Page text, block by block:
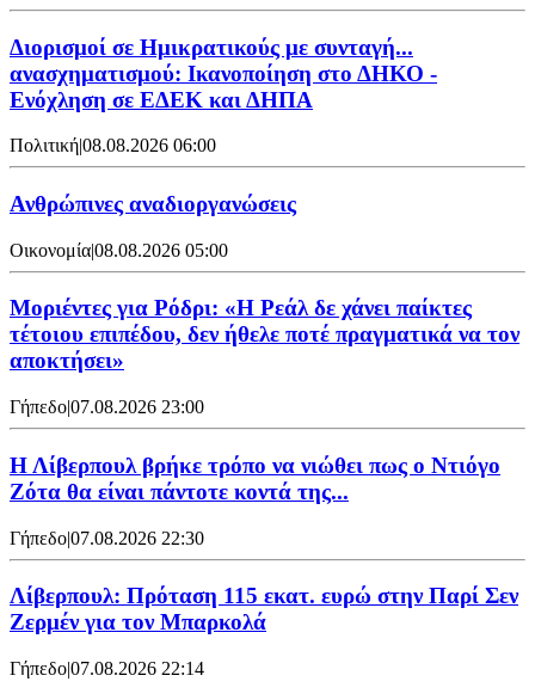
Διορισμοί σε Ημικρατικούς με συνταγή...
ανασχηματισμού: Ικανοποίηση στο ΔΗΚΟ -
Ενόχληση σε ΕΔΕΚ και ΔΗΠΑ
Πολιτική|08.08.2026 06:00
Ανθρώπινες αναδιοργανώσεις
Οικονομία|08.08.2026 05:00
Μοριέντες για Ρόδρι: «Η Ρεάλ δε χάνει παίκτες
τέτοιου επιπέδου, δεν ήθελε ποτέ πραγματικά να τον
αποκτήσει»
Γήπεδο|07.08.2026 23:00
Η Λίβερπουλ βρήκε τρόπο να νιώθει πως ο Ντιόγο
Ζότα θα είναι πάντοτε κοντά της...
Γήπεδο|07.08.2026 22:30
Λίβερπουλ: Πρόταση 115 εκατ. ευρώ στην Παρί Σεν
Ζερμέν για τον Μπαρκολά
Γήπεδο|07.08.2026 22:14